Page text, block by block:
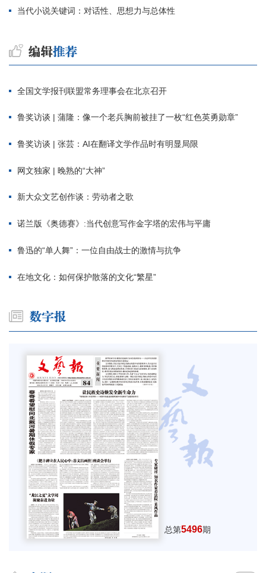
当代小说关键词：对话性、思想力与总体性
全国文学报刊联盟常务理事会在北京召开
鲁奖访谈 | 蒲隆：像一个老兵胸前被挂了一枚“红色英勇勋章”
鲁奖访谈 | 张芸：AI在翻译文学作品时有明显局限
网文独家 | 晚熟的“大神”
新大众文艺创作谈：劳动者之歌
诺兰版《奥德赛》:当代创意写作金字塔的宏伟与平庸
鲁迅的“单人舞”：一位自由战士的激情与抗争
在地文化：如何保护散落的文化“繁星”
总第5496期